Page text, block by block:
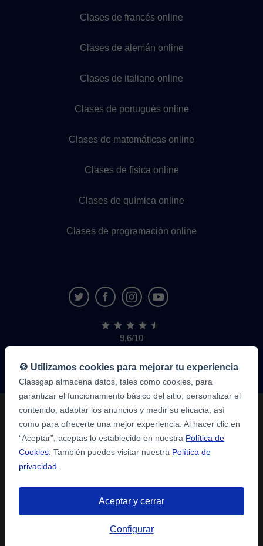
Clases de francés online
Clases de alemán online
Clases de italiano online
Clases de portugués online
Clases de matemáticas online
Clases de física online
Clases de química online
Clases de programación online
9,6/10
1.339.284
de
alumnos
🍪 Utilizamos cookies para mejorar tu experiencia
Classgap almacena datos, tales como cookies, para
garantizar el funcionamiento básico del sitio, personalizar el
contenido, adaptar los anuncios y medir su eficacia, así
como para ofrecerte una mejor experiencia. Al hacer clic en
“Aceptar”, aceptas lo establecido en nuestra Política de
Cookies . También puedes visitar nuestra Política de
privacidad
Aceptar y cerrar
Configurar